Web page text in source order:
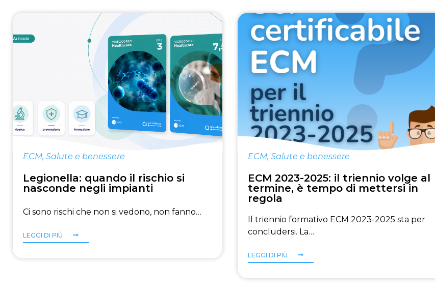
ECM, Salute e benessere
Legionella: quando il rischio si
nasconde negli impianti
Ci sono rischi che non si vedono, non fanno…
LEGGI DI PIÙ
ECM,Salute e benessere
ECM 2023-2025: il triennio volge al
termine, è tempo di mettersi in
regola
Il triennio formativo ECM 2023-2025 sta per
concludersi. La…
LEGGI DI PIÙ